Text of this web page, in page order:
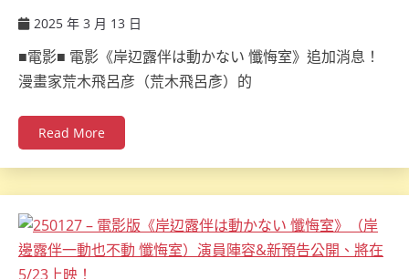
2025 年 3 月 13 日
■電影■ 電影《岸辺露伴は動かない 懺悔室》追加消息！
漫畫家荒木飛呂彦（荒木飛呂彥）的
Read More